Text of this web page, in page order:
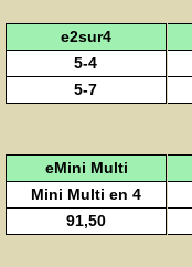
e2sur4
5-4
5-7
eMini Multi
Mini Multi en 4
91,50